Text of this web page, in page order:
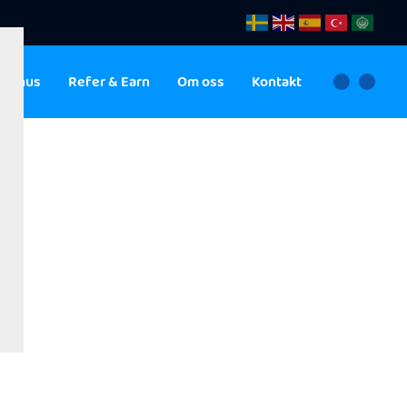
Refer & Earn Om oss Kontakt